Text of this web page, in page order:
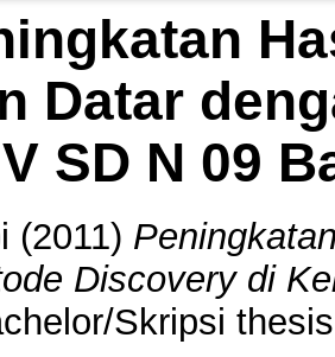
Datar
SD N 09
(2011)
Discovery di
Skripsi